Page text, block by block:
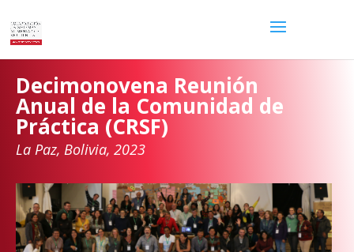
Decimonovena Reunión
Anual de la Comunidad de
Práctica (CRSF)
La Paz, Bolivia, 2023